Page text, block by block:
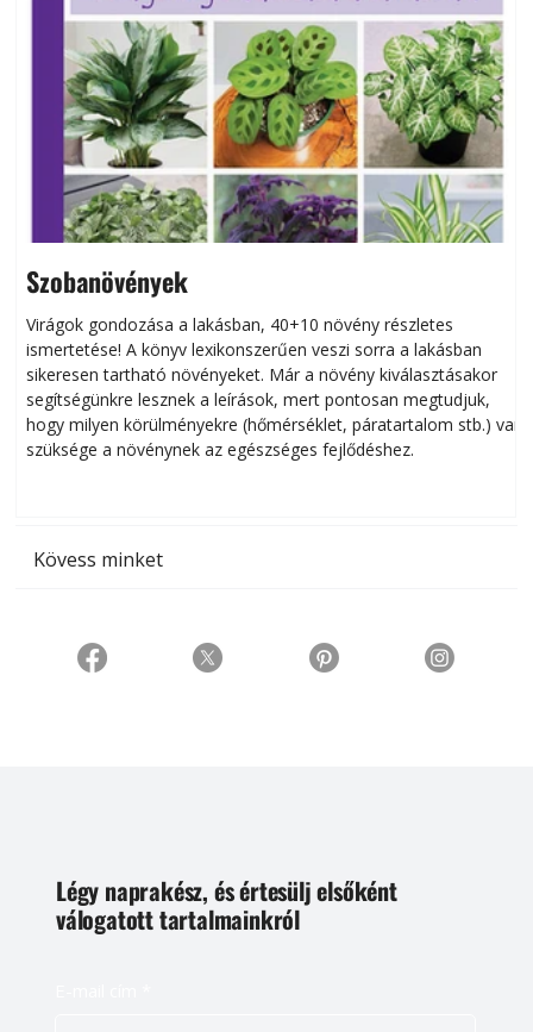
Szobanövények
Virágok gondozása a lakásban, 40+10 növény részletes
ismertetése! A könyv lexikonszerűen veszi sorra a lakásban
sikeresen tart­ha­tó növényeket. Már a növény kiválasztásakor
segítségünkre lesznek a leírások, mert pontosan megtudjuk,
hogy milyen körülményekre (hőmérséklet, páratartalom stb.) van
szüksége a növénynek az egészséges fejlődéshez.
Kövess minket
Légy naprakész, és értesülj elsőként
válogatott tartalmainkról